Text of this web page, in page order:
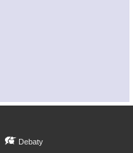
Debaty